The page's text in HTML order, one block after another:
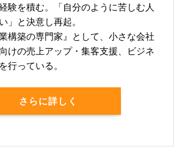
験を積む。「自分のように苦しむ人
」と決意し再起。
構築の専門家』として、小さな会社
けの売上アップ・集客支援、ビジネ
行っている。
さらに詳しく